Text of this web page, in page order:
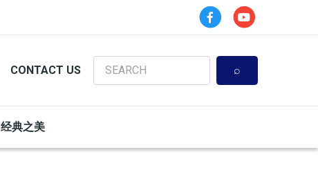
CONTACT US
Search
经典之美